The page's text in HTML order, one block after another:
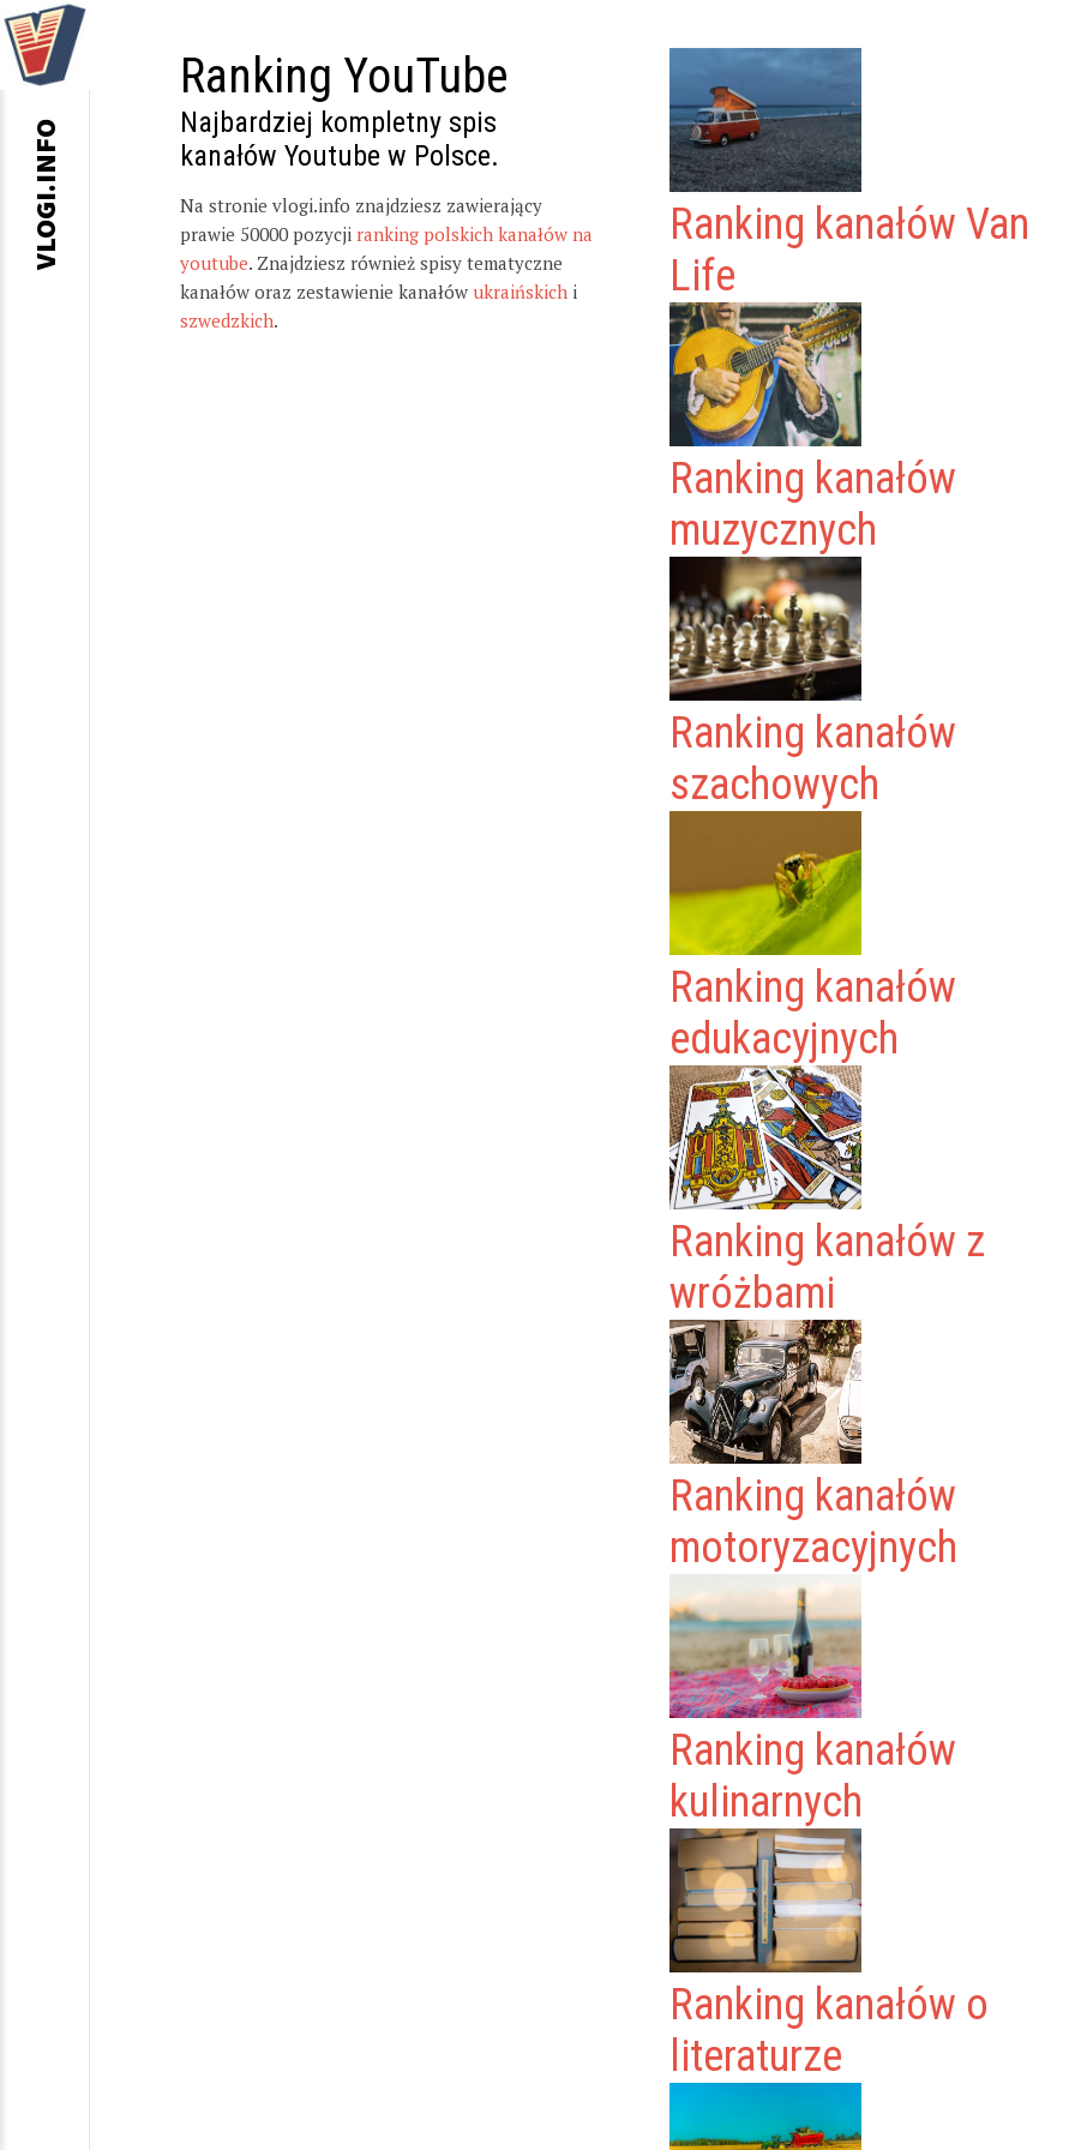
Ranking YouTube
Najbardziej kompletny spis
kanałów Youtube w Polsce.
Na stronie vlogi.info znajdziesz zawierający
prawie 50000 pozycji ranking polskich kanałów na
youtube. Znajdziesz również spisy tematyczne
kanałów oraz zestawienie kanałów ukraińskich i
szwedzkich.
Ranking kanałów Van
Life
Ranking kanałów
muzycznych
Ranking kanałów
szachowych
Ranking kanałów
edukacyjnych
Ranking kanałów z
wróżbami
Ranking kanałów
motoryzacyjnych
Ranking kanałów
kulinarnych
Ranking kanałów o
literaturze
VLOGI.INFO